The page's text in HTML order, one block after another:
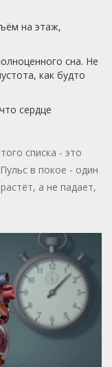
на этаж,
сна. Не
как будто
сердце
списка - это
в покое - один
а не падает,